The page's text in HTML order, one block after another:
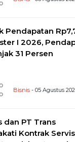
Pendapatan
I 2026,
31 Persen
Bisnis - 05 Agustus
dan PT Trans
Kontrak